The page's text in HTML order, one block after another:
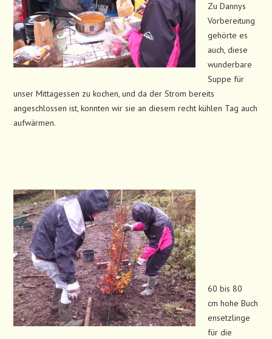
Zu Dannys
Vorbereitung
gehörte es
auch, diese
wunderbare
Suppe für
unser Mittagessen zu kochen, und da der Strom bereits
angeschlossen ist, konnten wir sie an diesem recht kühlen Tag auch
aufwärmen.
60 bis 80
cm hohe Buch
ensetzlinge
für die